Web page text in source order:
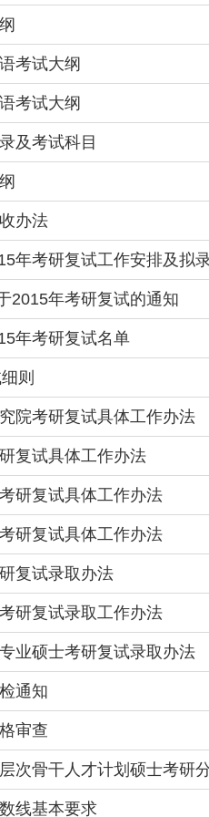
考试大纲
考试大纲
及考试科目
办法
年考研复试工作安排及拟
2015年考研复试的通知
年考研复试名单
则
院考研复试具体工作办法
复试具体工作办法
研复试具体工作办法
研复试具体工作办法
复试录取办法
研复试录取工作办法
业硕士考研复试录取办法
通知
审查
次骨干人才计划硕士考研
线基本要求